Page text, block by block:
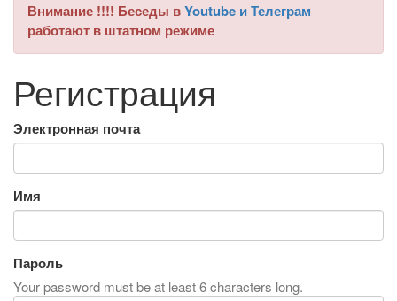
Внимание !!!! Беседы вYoutube и Телеграм
работают в штатном режиме
Регистрация
Электронная почта
Имя
Пароль
Your password must be at least 6 characters long.